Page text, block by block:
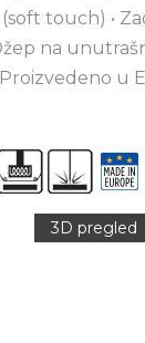
touch) •
na
Proizvedeno u
3D pregled